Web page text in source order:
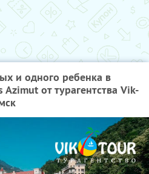
и одного ребенка в
от турагентства Vik-